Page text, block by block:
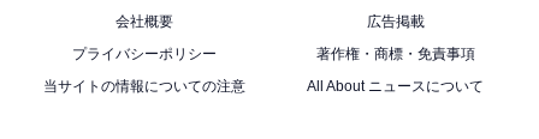
会社概要
広告掲載
プライバシーポリシー
著作権・商標・免責事項
当サイトの情報についての注意
All About ニュースについて